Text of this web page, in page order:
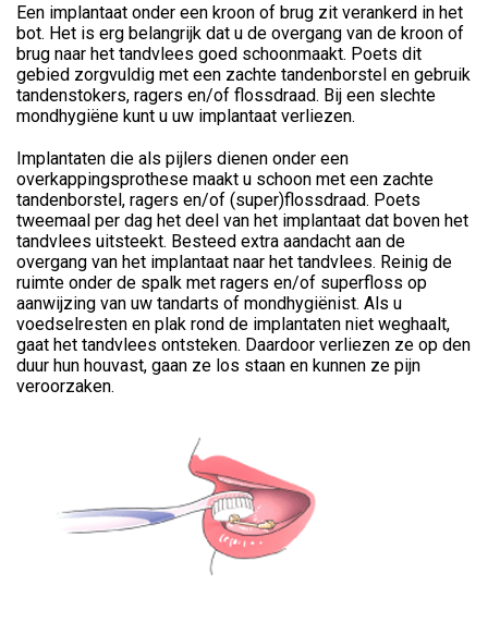
Een implantaat onder een kroon of brug zit verankerd in het
bot. Het is erg belangrijk dat u de overgang van de kroon of
brug naar het tandvlees goed schoonmaakt. Poets dit
gebied zorgvuldig met een zachte tandenborstel en gebruik
tandenstokers, ragers en/of flossdraad. Bij een slechte
mondhygiëne kunt u uw implantaat verliezen.
Implantaten die als pijlers dienen onder een
overkappingsprothese maakt u schoon met een zachte
tandenborstel, ragers en/of (super)flossdraad. Poets
tweemaal per dag het deel van het implantaat dat boven het
tandvlees uitsteekt. Besteed extra aandacht aan de
overgang van het implantaat naar het tandvlees. Reinig de
ruimte onder de spalk met ragers en/of superfloss op
aanwijzing van uw tandarts of mondhygiënist. Als u
voedselresten en plak rond de implantaten niet weghaalt,
gaat het tandvlees ontsteken. Daardoor verliezen ze op den
duur hun houvast, gaan ze los staan en kunnen ze pijn
veroorzaken.